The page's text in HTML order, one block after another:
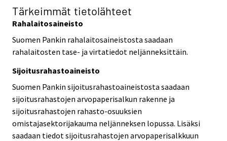
Tärkeimmät tietolähteet
Rahalaitosaineisto
Suomen Pankin rahalaitosaineistosta saadaan
rahalaitosten tase- ja virtatiedot neljänneksittäin.
Sijoitusrahastoaineisto
Suomen Pankin sijoitusrahastoaineistosta saadaan
sijoitusrahastojen arvopaperisalkun rakenne ja
sijoitusrahastojen rahasto-osuuksien
omistajasektorijakauma neljänneksen lopussa. Lisäksi
saadaan tiedot sijoitusrahastojen arvopaperisalkkuun